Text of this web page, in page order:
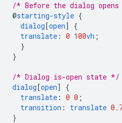
/* Before the dialog
@starting-style {
dialog[open]
{
translate : 0 100vh ;
}
}
/* Dialog is-open state */
dialog[open]
{
translate : 0 0 ;
transition : translate
}